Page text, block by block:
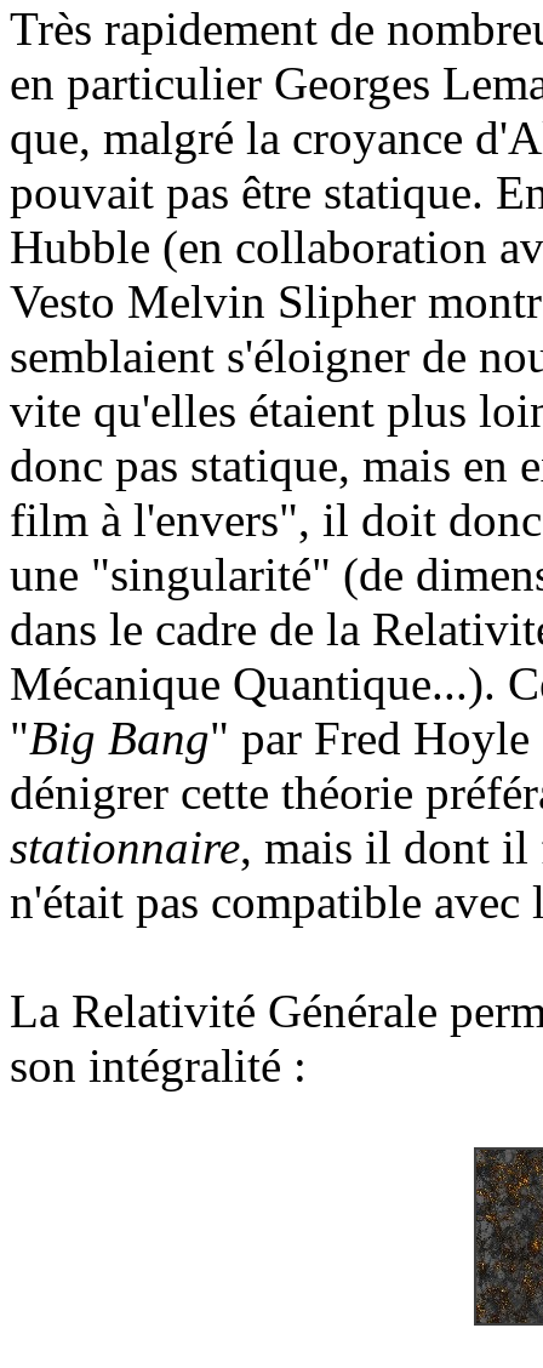
Très rapidement de
en particulier Georges
que, malgré la croyance
pouvait pas être statique.
Hubble (en collaboration
Vesto Melvin Slipher
semblaient s'éloigner de
vite qu'elles étaient plus
donc pas statique, mais en
film à l'envers", il doit
une "singularité" (de
dans le cadre de la
Mécanique Quantique...).
"Big Bang" par Fred Hoyle
dénigrer cette théorie
stationnaire, mais il dont il
n'était pas compatible avec
La Relativité Générale
son intégralité :